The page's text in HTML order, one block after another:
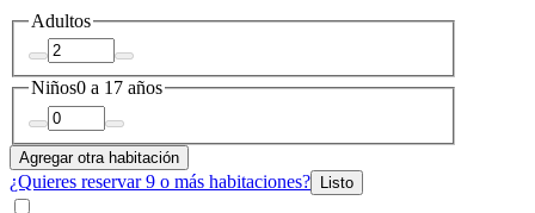
Adultos
Niños0 a 17 años
Agregar otra habitación
¿Quieres reservar 9 o más habitaciones? Listo